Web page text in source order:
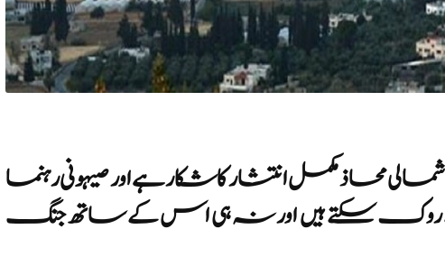
محاذ مکمل انتشار کا شکار ہے اور صیہونی رہنما
روک سکتے ہیں اور نہ ہی اس کے ساتھ جنگ